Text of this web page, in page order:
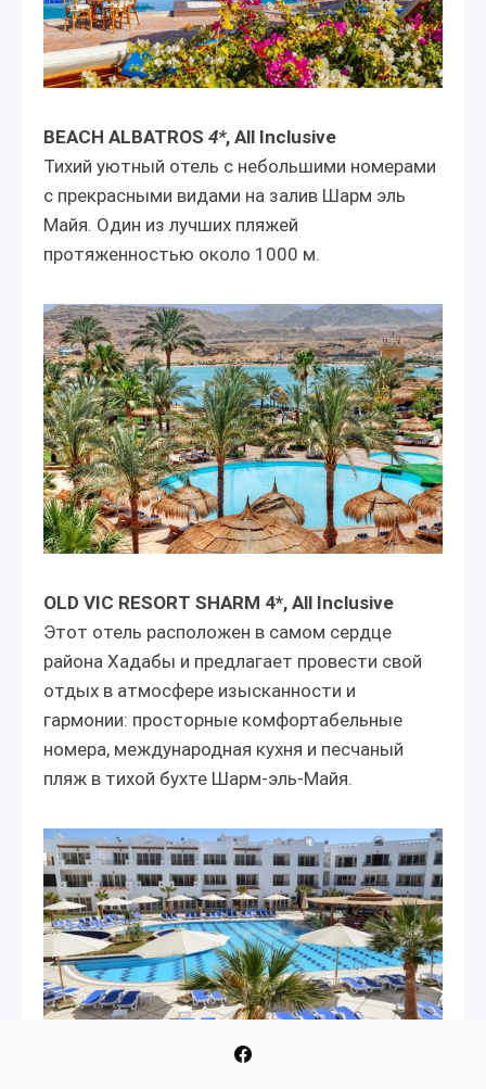
BEACH ALBATROS 4*, All Inclusive
Тихий уютный отель с небольшими номерами
с прекрасными видами на залив Шарм эль
Майя. Один из лучших пляжей
протяженностью около 1000 м.
OLD VIC RESORT SHARM 4*, All Inclusive
Этот отель расположен в самом сердце
района Хадабы и предлагает провести свой
отдых в атмосфере изысканности и
гармонии: просторные комфортабельные
номера, международная кухня и песчаный
пляж в тихой бухте Шарм-эль-Майя.